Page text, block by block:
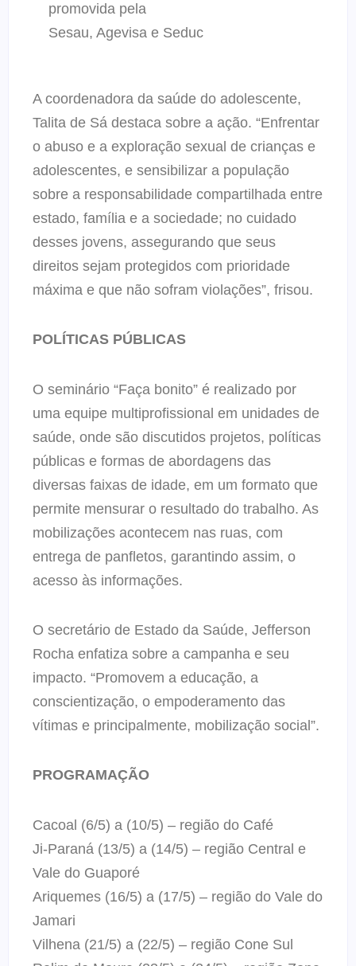
promovida pela
Sesau, Agevisa e Seduc
A coordenadora da saúde do adolescente,
Talita de Sá destaca sobre a ação. “Enfrentar
o abuso e a exploração sexual de crianças e
adolescentes, e sensibilizar a população
sobre a responsabilidade compartilhada entre
estado, família e a sociedade; no cuidado
desses jovens, assegurando que seus
direitos sejam protegidos com prioridade
máxima e que não sofram violações”, frisou.
POLÍTICAS PÚBLICAS
O seminário “Faça bonito” é realizado por
uma equipe multiprofissional em unidades de
saúde, onde são discutidos projetos, políticas
públicas e formas de abordagens das
diversas faixas de idade, em um formato que
permite mensurar o resultado do trabalho. As
mobilizações acontecem nas ruas, com
entrega de panfletos, garantindo assim, o
acesso às informações.
O secretário de Estado da Saúde, Jefferson
Rocha enfatiza sobre a campanha e seu
impacto. “Promovem a educação, a
conscientização, o empoderamento das
vítimas e principalmente, mobilização social”.
PROGRAMAÇÃO
Cacoal (6/5) a (10/5) – região do Café
Ji-Paraná (13/5) a (14/5) – região Central e
Vale do Guaporé
Ariquemes (16/5) a (17/5) – região do Vale do
Jamari
Vilhena (21/5) a (22/5) – região Cone Sul